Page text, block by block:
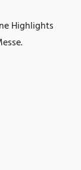
Highlights